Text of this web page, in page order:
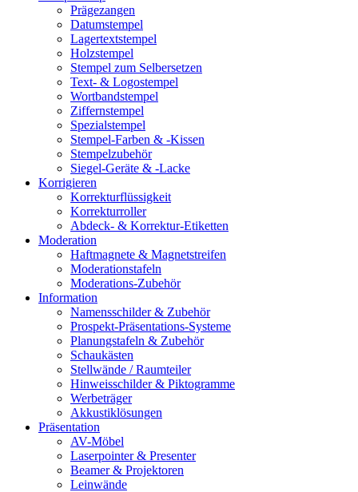
Prägezangen
Datumstempel
Lagertextstempel
Holzstempel
Stempel zum Selbersetzen
Text- & Logostempel
Wortbandstempel
Ziffernstempel
Spezialstempel
Stempel-Farben & -Kissen
Stempelzubehör
Siegel-Geräte & -Lacke
Korrigieren
Korrekturflüssigkeit
Korrekturroller
Abdeck- & Korrektur-Etiketten
Moderation
Haftmagnete & Magnetstreifen
Moderationstafeln
Moderations-Zubehör
Information
Namensschilder & Zubehör
Prospekt-Präsentations-Systeme
Planungstafeln & Zubehör
Schaukästen
Stellwände / Raumteiler
Hinweisschilder & Piktogramme
Werbeträger
Akkustiklösungen
Präsentation
AV-Möbel
Laserpointer & Presenter
Beamer & Projektoren
Leinwände